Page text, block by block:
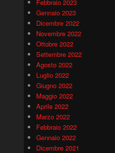
Febbraio 2023
Gennaio 2023
Dicembre 2022
Novembre 2022
Ottobre 2022
Settembre 2022
Agosto 2022
Luglio 2022
Giugno 2022
Maggio 2022
Aprile 2022
Marzo 2022
Febbraio 2022
Gennaio 2022
Dicembre 2021